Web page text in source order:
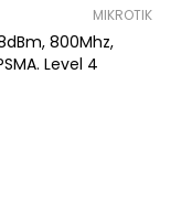
MIKROTIK
800Mhz,
Level 4